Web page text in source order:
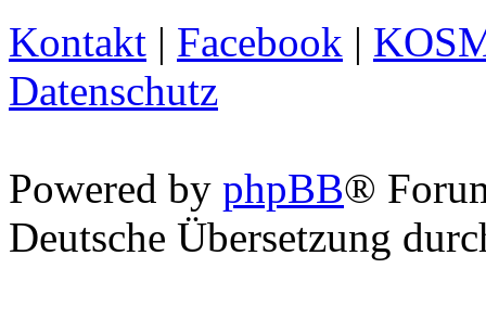
Kontakt | Facebook |
Datenschutz
Powered by phpBB®
Deutsche Übersetzung